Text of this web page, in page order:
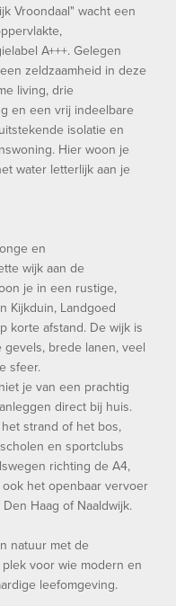
Vroondaal" wacht een
A+++. Gelegen
zeldzaamheid in deze
living, drie
en een vrij indeelbare
isolatie en
Hier woon je
water letterlijk aan je
en
wijk aan de
je in een rustige,
Kijkduin, Landgoed
korte afstand. De wijk is
brede lanen, veel
sfeer.
je van een prachtig
direct bij huis.
strand of het bos,
en sportclubs
richting de A4,
het openbaar vervoer
Haag of Naaldwijk.
natuur met de
voor wie modern en
leefomgeving.